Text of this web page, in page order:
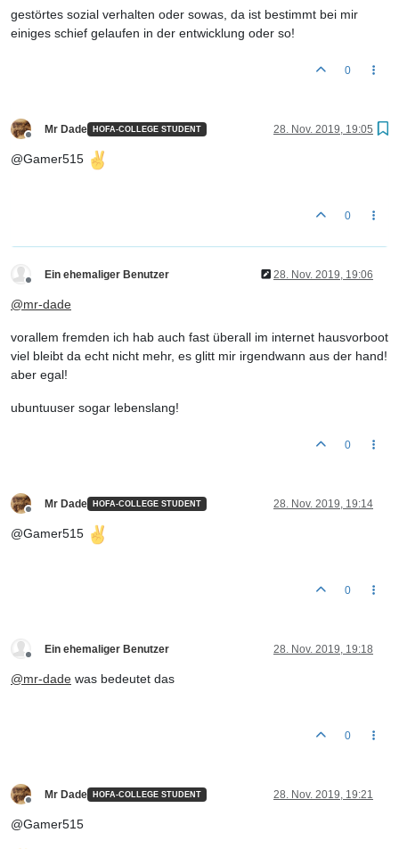
gestörtes sozial verhalten oder sowas, da ist bestimmt bei mir
einiges schief gelaufen in der entwicklung oder so!
0
Mr Dade HOFA-COLLEGE STUDENT 28. Nov. 2019, 19:05
@Gamer515
0
Ein ehemaliger Benutzer 28. Nov. 2019, 19:06
@mr-dade
vorallem fremden ich hab auch fast überall im internet hausvorboot
viel bleibt da echt nicht mehr, es glitt mir irgendwann aus der hand!
aber egal!
ubuntuuser sogar lebenslang!
0
Mr Dade HOFA-COLLEGE STUDENT 28. Nov. 2019, 19:14
@Gamer515
0
Ein ehemaliger Benutzer 28. Nov. 2019, 19:18
@mr-dade was bedeutet das
0
Mr Dade HOFA-COLLEGE STUDENT 28. Nov. 2019, 19:21
@Gamer515